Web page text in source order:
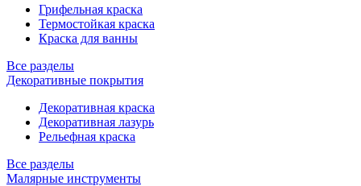
Грифельная краска
Термостойкая краска
Краска для ванны
Все разделы
Декоративные покрытия
Декоративная краска
Декоративная лазурь
Рельефная краска
Все разделы
Малярные инструменты